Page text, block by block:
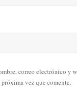
correo electrónico y
vez que comente.